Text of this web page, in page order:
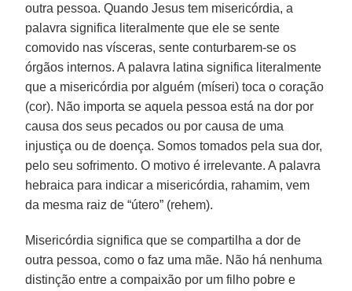
outra pessoa. Quando Jesus tem misericórdia, a
palavra significa literalmente que ele se sente
comovido nas vísceras, sente conturbarem-se os
órgãos internos. A palavra latina significa literalmente
que a misericórdia por alguém (míseri) toca o coração
(cor). Não importa se aquela pessoa está na dor por
causa dos seus pecados ou por causa de uma
injustiça ou de doença. Somos tomados pela sua dor,
pelo seu sofrimento. O motivo é irrelevante. A palavra
hebraica para indicar a misericórdia, rahamim, vem
da mesma raiz de “útero” (rehem).
Misericórdia significa que se compartilha a dor de
outra pessoa, como o faz uma mãe. Não há nenhuma
distinção entre a compaixão por um filho pobre e